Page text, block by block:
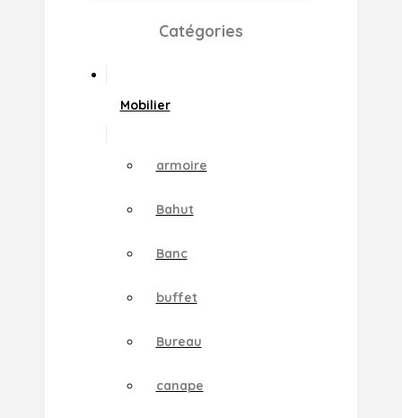
Catégories
Mobilier
armoire
Bahut
Banc
buffet
Bureau
canape